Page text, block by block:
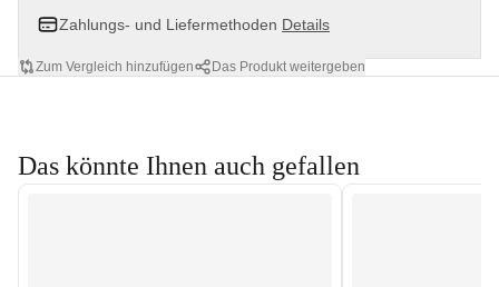
Zahlungs- und Liefermethoden Details
Zum Vergleich hinzufügen Das Produkt weitergeben
Das könnte Ihnen auch gefallen